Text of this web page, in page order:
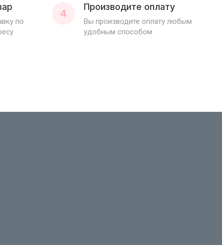
по
4
Производите оплату
Вы производите оплату любым
удобным способом